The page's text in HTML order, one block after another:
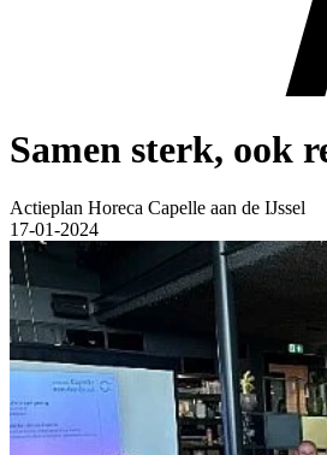
Samen sterk, ook
Actieplan Horeca Capelle aan de IJssel
17-01-2024